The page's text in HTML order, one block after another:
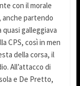
con il morale
anche partendo
quasi galleggiava
CPS, così in men
della corsa, il
All’attacco di
e De Pretto,